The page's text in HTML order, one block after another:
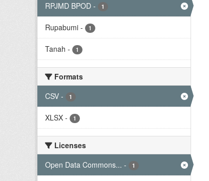
RPJMD BPOD - 1
Rupabumi - 1
Tanah - 1
Formats
CSV - 1
XLSX - 1
Licenses
Open Data Commons... - 1